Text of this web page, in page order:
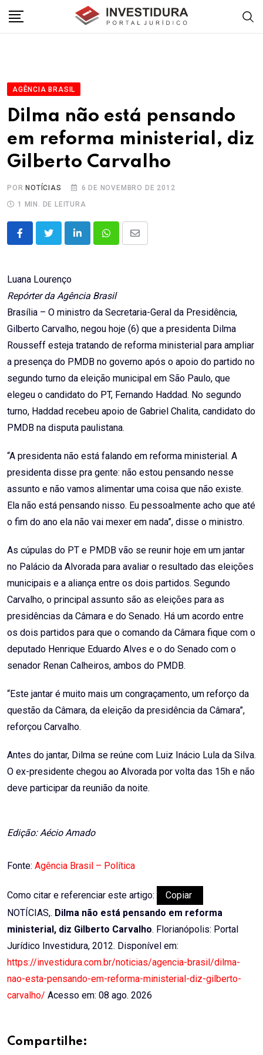
AGÊNCIA BRASIL
Dilma não está pensando
em reforma ministerial, diz
Gilberto Carvalho
POR NOTÍCIAS
6 DE NOVEMBRO DE 2012
1 MIN. DE LEITURA
LinkedInWhatsappShare
Luana Lourenço
Repórter da Agência Brasil
Brasília – O ministro da Secretaria-Geral da Presidência,
Gilberto Carvalho, negou hoje (6) que a presidenta Dilma
Rousseff esteja tratando de reforma ministerial para ampliar
a presença do PMDB no governo após o apoio do partido no
segundo turno da eleição municipal em São Paulo, que
elegeu o candidato do PT, Fernando Haddad. No segundo
turno, Haddad recebeu apoio de Gabriel Chalita, candidato do
PMDB na disputa paulistana.
“A presidenta não está falando em reforma ministerial. A
presidenta disse pra gente: não estou pensando nesse
assunto e não vamos alimentar uma coisa que não existe.
Ela não está pensando nisso. Eu pessoalmente acho que até
o fim do ano ela não vai mexer em nada”, disse o ministro.
As cúpulas do PT e PMDB vão se reunir hoje em um jantar
no Palácio da Alvorada para avaliar o resultado das eleições
municipais e a aliança entre os dois partidos. Segundo
Carvalho, o principal assunto são as eleições para as
presidências da Câmara e do Senado. Há um acordo entre
os dois partidos para que o comando da Câmara fique com o
deputado Henrique Eduardo Alves e o do Senado com o
senador Renan Calheiros, ambos do PMDB.
“Este jantar é muito mais um congraçamento, um reforço da
questão da Câmara, da eleição da presidência da Câmara”,
reforçou Carvalho.
Antes do jantar, Dilma se reúne com Luiz Inácio Lula da Silva.
O ex-presidente chegou ao Alvorada por volta das 15h e não
deve participar da reunião da noite.
Edição: Aécio Amado
Fonte: Agência Brasil – Política
Como citar e referenciar este artigo:
Copiar
NOTÍCIAS,. Dilma não está pensando em reforma
ministerial, diz Gilberto Carvalho. Florianópolis: Portal
Jurídico Investidura, 2012. Disponível em:
https://investidura.com.br/noticias/agencia-brasil/dilma-
nao-esta-pensando-em-reforma-ministerial-diz-gilberto-
carvalho/ Acesso em: 08 ago. 2026
Compartilhe: